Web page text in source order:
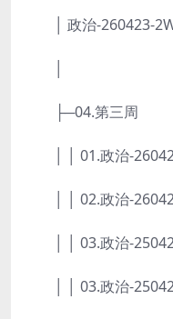
│ 政治-260423-
├─04.第三周
│ │ 01.政治-
│ │ 02.政治-
│ │ 03.政治-
│ │ 03.政治-